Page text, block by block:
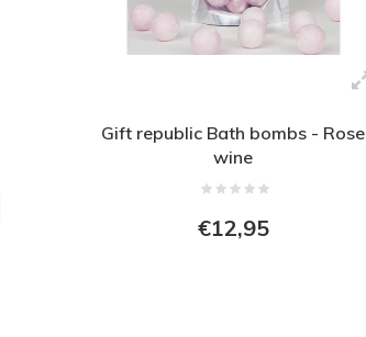
Gift republic Bath bombs - Rose
wine
€12,95